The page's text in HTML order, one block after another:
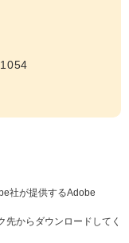
社が提供するAdobe
からダウンロードしてく